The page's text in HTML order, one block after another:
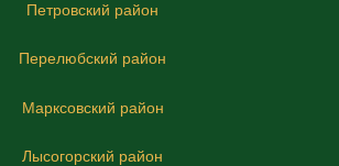
Петровский район
Перелюбский район
Марксовский район
Лысогорский район